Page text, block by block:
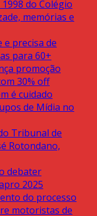
do Colégio
memórias e
e precisa de
para 60+
promoção
30% off
é cuidado
de Mídia no
Tribunal de
Rotondano,
debater
2025
do processo
motoristas de